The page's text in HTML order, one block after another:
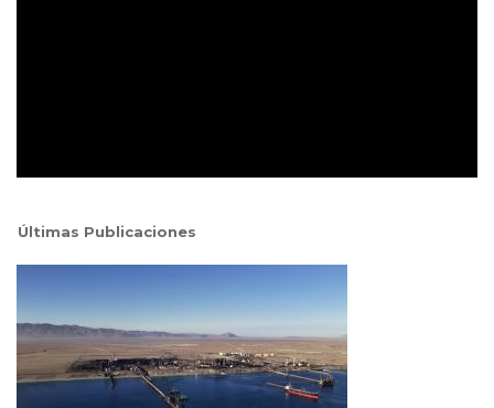
Últimas Publicaciones